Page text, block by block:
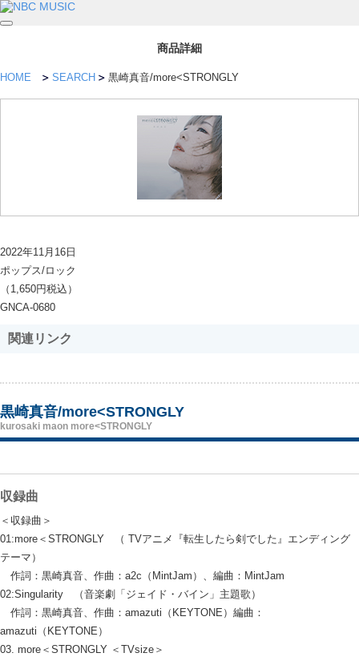
商品詳細
HOME SEARCH 黒崎真音/more<STRONGLY
2022年11月16日
ポップス/ロック
（1,650円税込）
GNCA-0680
関連リンク
黒崎真音/more<STRONGLY
kurosaki maon more<STRONGLY
収録曲
＜収録曲＞
01:more＜STRONGLY （ TVアニメ『転生したら剣でした』エンディング
テーマ）
作詞：黒崎真音、作曲：a2c（MintJam）、編曲：MintJam
02:Singularity （音楽劇「ジェイド・バイン」主題歌）
作詞：黒崎真音、作曲：amazuti（KEYTONE）編曲：
amazuti（KEYTONE）
03. more＜STRONGLY ＜TVsize＞